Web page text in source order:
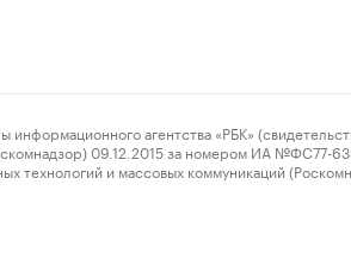
агентства «РБК»
09.12.2015 за номером ИА №ФС77-
технологий и массовых коммуникаций